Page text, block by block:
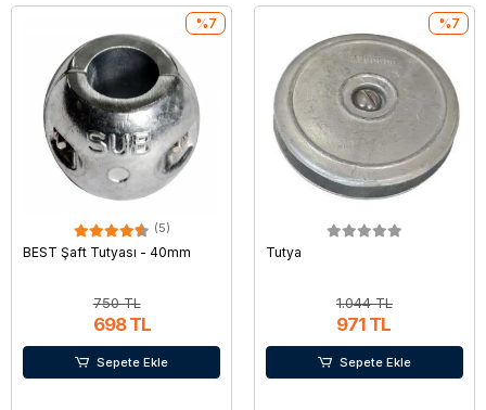
(5)
BEST Şaft Tutyası - 40mm
750 TL
698 TL
%7
Sepete Ekle
Tutya
1.044 TL
971 TL
%7
Sepete Ekle